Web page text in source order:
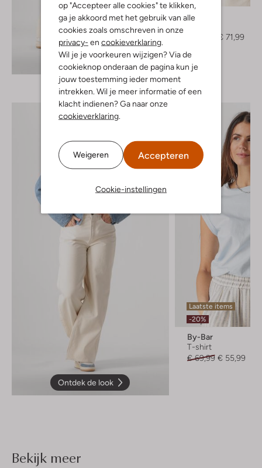
op "Accepteer alle cookies" te klikken,
ga je akkoord met het gebruik van alle
cookies zoals omschreven in onze
privacy- en cookieverklaring
Wil je je voorkeuren wijzigen? Via de
cookieknop onderaan de pagina kun je
jouw toestemming ieder moment
intrekken. Wil je meer informatie of een
klacht indienen? Ga naar onze
cookieverklaring
Weigeren Accepteren
Cookie-instellingen
Ontdek de look
By-Bar
€ 71,99
Ontdek de look
Laatste items
-20%
By-Bar
T-shirt
€ 69,99 € 55,99
Bekijk meer